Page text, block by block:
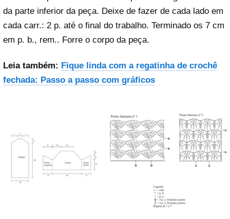
da parte inferior da peça. Deixe de fazer de cada lado em
cada carr.: 2 p. até o final do trabalho. Terminado os 7 cm
em p. b., rem.. Forre o corpo da peça.
Leia também: Fique linda com a regatinha de crochê
fechada: Passo a passo com gráficos